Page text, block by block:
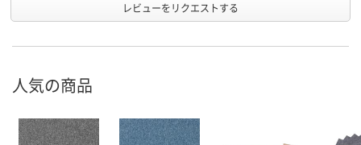
レビューをリクエストする
人気の商品